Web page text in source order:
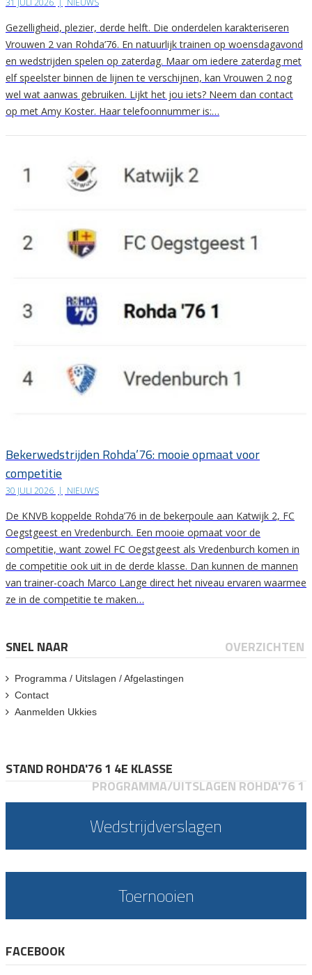
31 JULI 2026 NIEUWS
Gezelligheid, plezier, derde helft. Die onderdelen karakteriseren
Vrouwen 2 van Rohda’76. En natuurlijk trainen op woensdagavond
en wedstrijden spelen op zaterdag. Maar om iedere zaterdag met
elf speelster binnen de lijnen te verschijnen, kan Vrouwen 2 nog
wel wat aanwas gebruiken. Lijkt het jou iets? Neem dan contact
op met Amy Koster. Haar telefoonnummer is:…
Bekerwedstrijden Rohda’76: mooie opmaat voor
competitie
30 JULI 2026 | NIEUWS
De KNVB koppelde Rohda’76 in de bekerpoule aan Katwijk 2, FC
Oegstgeest en Vredenburch. Een mooie opmaat voor de
competitie, want zowel FC Oegstgeest als Vredenburch komen in
de competitie ook uit in de derde klasse. Dan kunnen de mannen
van trainer-coach Marco Lange direct het niveau ervaren waarmee
ze in de competitie te maken…
SNEL NAAR OVERZICHTEN
Programma / Uitslagen / Afgelastingen
Contact
Aanmelden Ukkies
STAND ROHDA'76 1 4E KLASSE
PROGRAMMA/UITSLAGEN ROHDA'76 1
Wedstrijdverslagen
Toernooien
FACEBOOK